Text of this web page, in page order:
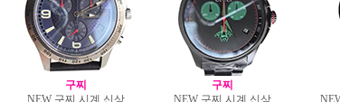
구찌
NEW 구찌 시계 신상
구찌
NEW 구찌 시계 신상